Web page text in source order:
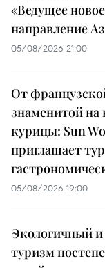
«Ведущее
направление
05/08/2026 21:00
От
знаменитой
курицы: Sun
приглашает
05/08/2026 19:00
Экологичный
туризм